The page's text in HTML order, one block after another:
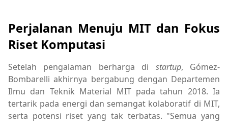
Perjalanan Menuju MIT dan Fokus
Riset Komputasi
Setelah pengalaman berharga di startup, Gómez-
Bombarelli akhirnya bergabung dengan Departemen
Ilmu dan Teknik Material MIT pada tahun 2018. Ia
tertarik pada energi dan semangat kolaboratif di MIT,
serta potensi riset yang tak terbatas. "Semua yang